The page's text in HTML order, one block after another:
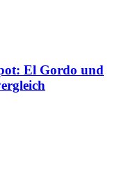
El Gordo und